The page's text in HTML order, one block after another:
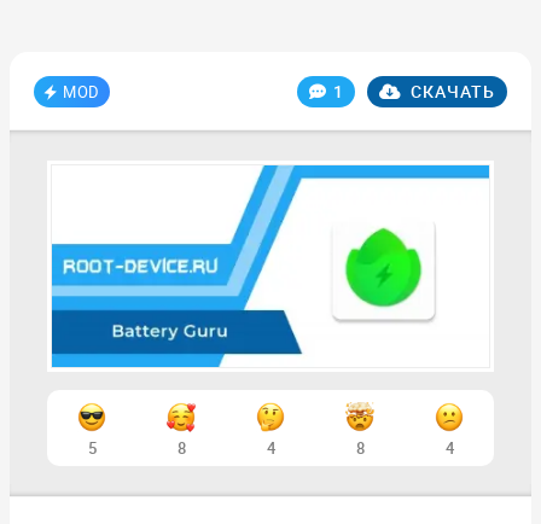
MOD СКАЧАТЬ
1
5 8 4 8 4